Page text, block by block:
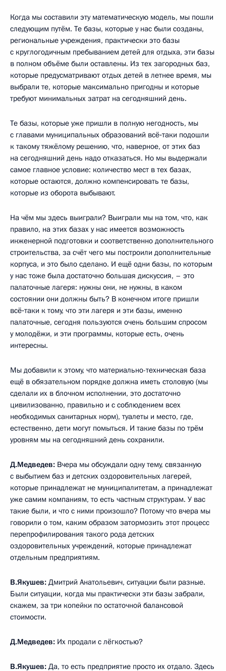
Когда мы составили эту математическую модель, мы пошли
следующим путём. Те базы, которые у нас были созданы,
региональные учреждения, практически это базы
с круглогодичным пребыванием детей для отдыха, эти базы
в полном объёме были оставлены. Из тех загородных баз,
которые предусматривают отдых детей в летнее время, мы
выбрали те, которые максимально пригодны и которые
требуют минимальных затрат на сегодняшний день.
Те базы, которые уже пришли в полную негодность, мы
с главами муниципальных образований всё‑таки подошли
к такому тяжёлому решению, что, наверное, от этих баз
на сегодняшний день надо отказаться. Но мы выдержали
самое главное условие: количество мест в тех базах,
которые остаются, должно компенсировать те базы,
которые из оборота выбывают.
На чём мы здесь выиграли? Выиграли мы на том, что, как
правило, на этих базах у нас имеется возможность
инженерной подготовки и соответственно дополнительного
строительства, за счёт чего мы построили дополнительные
корпуса, и это было сделано. И ещё одни базы, по которым
у нас тоже была достаточно большая дискуссия, – это
палаточные лагеря: нужны они, не нужны, в каком
состоянии они должны быть? В конечном итоге пришли
всё‑таки к тому, что эти лагеря и эти базы, именно
палаточные, сегодня пользуются очень большим спросом
у молодёжи, и эти программы, которые есть, очень
интересны.
Мы добавили к этому, что материально-техническая база
ещё в обязательном порядке должна иметь столовую (мы
сделали их в блочном исполнении, это достаточно
цивилизованно, правильно и с соблюдением всех
необходимых санитарных норм), туалеты и место, где,
естественно, дети могут помыться. И такие базы по трём
уровням мы на сегодняшний день сохранили.
Д.Медведев: Вчера мы обсуждали одну тему, связанную
с выбытием баз и детских оздоровительных лагерей,
которые принадлежат не муниципалитетам, а принадлежат
уже самим компаниям, то есть частным структурам. У вас
такие были, и что с ними произошло? Потому что вчера мы
говорили о том, каким образом затормозить этот процесс
перепрофилирования такого рода детских
оздоровительных учреждений, которые принадлежат
отдельным предприятиям.
В.Якушев: Дмитрий Анатольевич, ситуации были разные.
Были ситуации, когда мы практически эти базы забрали,
скажем, за три копейки по остаточной балансовой
стоимости.
Д.Медведев: Их продали с лёгкостью?
В.Якушев: Да, то есть предприятие просто их отдало. Здесь